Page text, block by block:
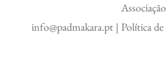
info@padmakara.pt | Política